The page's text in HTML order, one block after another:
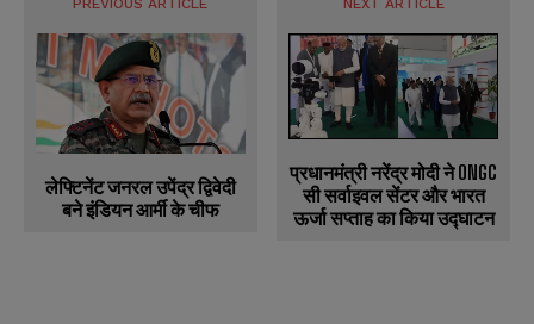
लेफ्टिनेंट जनरल उपेंद्र द्विवेदी
बने इंडियन आर्मी के चीफ
प्रधानमंत्री नरेंद्र मोदी ने ONGC
सी सर्वाइवल सेंटर और भारत
ऊर्जा सप्ताह का किया उद्घाटन